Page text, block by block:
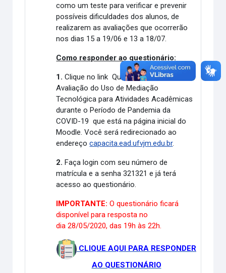
como um teste para verificar e prevenir
possíveis dificuldades dos alunos, de
realizarem as avaliações que ocorrerão
nos dias 15 a 19/06 e 13 a 18/07.
Como responder ao questionário:
1. Clique no linkQuestionário para
Avaliação do Uso de Mediação
Tecnológica para Atividades Acadêmicas
durante o Período de Pandemia da
COVID-19 que está na página inicial do
Moodle. Você será redirecionado ao
endereçocapacita.ead.ufvjm.edu.br.
2. Faça login com seu número de
matrícula e a senha 321321 e já terá
acesso ao questionário.
IMPORTANTE: O questionário ficará
disponível para resposta no
dia 28/05/2020, das 19h às 22h.
CLIQUE AQUI PARA RESPONDER
AO QUESTIONÁRIO